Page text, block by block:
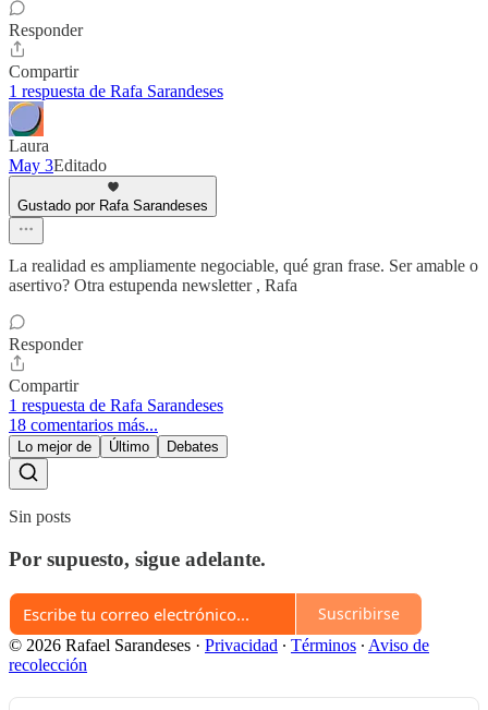
Responder
Compartir
1 respuesta de Rafa Sarandeses
Laura
May 3Editado
Gustado por Rafa Sarandeses
La realidad es ampliamente negociable, qué gran frase. Ser amable o
asertivo? Otra estupenda newsletter , Rafa
Responder
Compartir
1 respuesta de Rafa Sarandeses
18 comentarios más...
Lo mejor de Último Debates
Sin posts
Por supuesto, sigue adelante.
Suscribirse
© 2026 Rafael Sarandeses · Privacidad ∙ Términos ∙ Aviso de
recolección